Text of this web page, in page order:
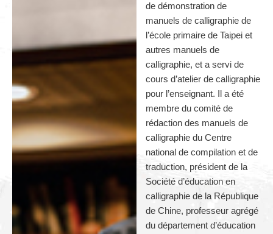
de démonstration de
manuels de calligraphie de
l’école primaire de Taipei et
autres manuels de
calligraphie, et a servi de
cours d’atelier de calligraphie
pour l’enseignant. Il a été
membre du comité de
rédaction des manuels de
calligraphie du Centre
national de compilation et de
traduction, président de la
Société d’éducation en
calligraphie de la République
de Chine, professeur agrégé
du département d’éducation